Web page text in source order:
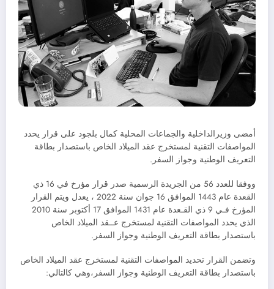
أمضى وزيرالداخلية والجماعات المحلية كمال بلجود على قرار يحدد
المواصفات التقنية لمستخرج عقد الميلاد الخاص باستصدار بطاقة
التعريف الوطنية وجواز السفر.
ووفقا للعدد 56 من الجريدة الرسمية صدر قرار مؤرخ في 16 ذي
القعدة عام 1443 الموافق 16 جوان سنة 2022 ، يعدل ويتم القرار
المؤرخ فـي 9 ذي القـعدة عام 1431 الموافق 17 أكتوبر سنة 2010
الذي يحدد المواصفات التقنية لمستخرج عــقد الميلاد الخاص
باستصدار بطاقة التعريف الوطنية وجواز السفر.
وتضمن القرار تحديد المواصفات التقنية لمستخرج عقد الميلاد الخاص
باستصدار بطاقة التعريف الوطنية وجواز السفر،وهي كالتالي: